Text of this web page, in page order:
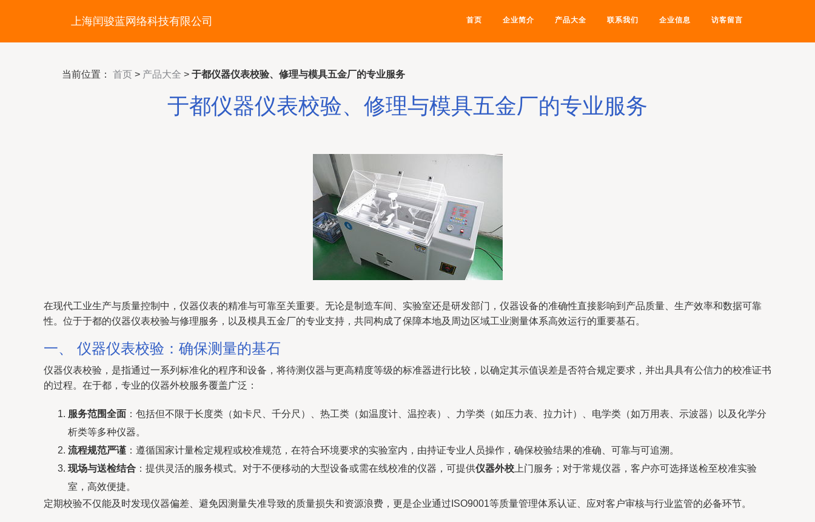
上海闰骏蓝网络科技有限公司 首页 企业简介 产品大全 联系我们 企业信息 访客留言
当前位置： 首页 > 产品大全 > 于都仪器仪表校验、修理与模具五金厂的专业服务
于都仪器仪表校验、修理与模具五金厂的专业服务
在现代工业生产与质量控制中，仪器仪表的精准与可靠至关重要。无论是制造车间、实验室还是研发部门，仪器设备的准确性直接影响到产品质量、生产效率和数据可靠
性。位于于都的仪器仪表校验与修理服务，以及模具五金厂的专业支持，共同构成了保障本地及周边区域工业测量体系高效运行的重要基石。
一、 仪器仪表校验：确保测量的基石
仪器仪表校验，是指通过一系列标准化的程序和设备，将待测仪器与更高精度等级的标准器进行比较，以确定其示值误差是否符合规定要求，并出具具有公信力的校准证书
的过程。在于都，专业的仪器外校服务覆盖广泛：
服务范围全面 ：包括但不限于长度类（如卡尺、千分尺）、热工类（如温度计、温控表）、力学类（如压力表、拉力计）、电学类（如万用表、示波器）以及化学分
析类等多种仪器。
流程规范严谨 ：遵循国家计量检定规程或校准规范，在符合环境要求的实验室内，由持证专业人员操作，确保校验结果的准确、可靠与可追溯。
现场与送检结合 ：提供灵活的服务模式。对于不便移动的大型设备或需在线校准的仪器，可提供仪器外校 上门服务；对于常规仪器，客户亦可选择送检至校准实验
室，高效便捷。
定期校验不仅能及时发现仪器偏差、避免因测量失准导致的质量损失和资源浪费，更是企业通过ISO9001等质量管理体系认证、应对客户审核与行业监管的必备环节。